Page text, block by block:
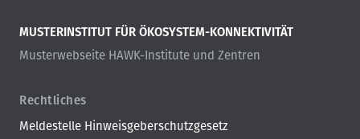
MUSTERINSTITUT FÜR ÖKOSYSTEM-KONNEKTIVITÄT
Musterwebseite HAWK-Institute und Zentren
Rechtliches
Meldestelle Hinweisgeberschutzgesetz